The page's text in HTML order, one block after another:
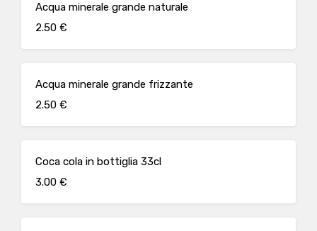
Acqua minerale grande naturale
2.50 €
Acqua minerale grande frizzante
2.50 €
Coca cola in bottiglia 33cl
3.00 €